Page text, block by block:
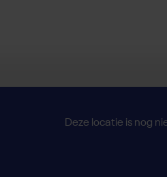
Deze locatie is nog